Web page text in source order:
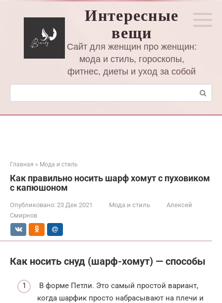
Интересные
вещи
Сайт для женщин про женщин:
мода и стиль, гороскопы,
фитнес, диеты и уход за собой
Поиск:
Главная » Мода и стиль
Как правильно носить шарф хомут с пуховиком
с капюшоном
Опубликовано: 23 Дек 2021 Мода и стиль
Алексей
Смирнов
Как носить снуд (шарф-хомут) — способы
В форме Петли. Это самый простой вариант,
когда шарфик просто набрасывают на плечи и